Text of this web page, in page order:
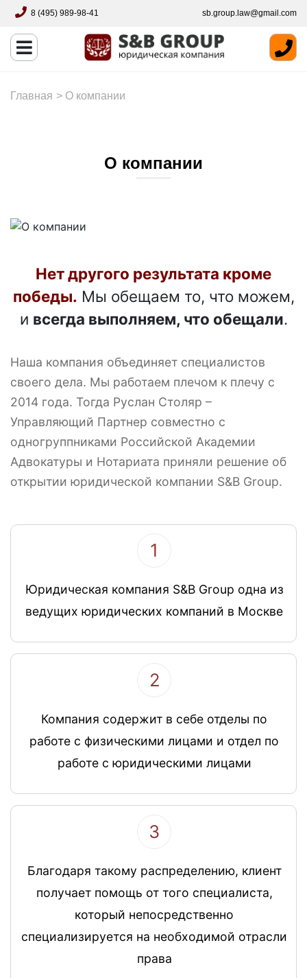
8 (495) 989-98-41 sb.group.law@gmail.com
Главная > О компании
О компании
Нет другого результата кроме
победы. Мы обещаем то, что можем,
и всегда выполняем, что обещали.
Наша компания объединяет специалистов
своего дела. Мы работаем плечом к плечу с
2014 года. Тогда Руслан Столяр –
Управляющий Партнер совместно с
одногруппниками Российской Академии
Адвокатуры и Нотариата приняли решение об
открытии юридической компании S&B Group.
1
Юридическая компания S&B Group одна из
ведущих юридических компаний в Москве
2
Компания содержит в себе отделы по
работе с физическими лицами и отдел по
работе с юридическими лицами
3
Благодаря такому распределению, клиент
получает помощь от того специалиста,
который непосредственно
специализируется на необходимой отрасли
права